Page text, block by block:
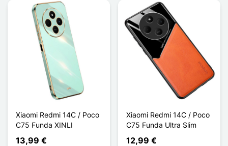
Xiaomi Redmi 14C / Poco
C75 Funda XINLI
13,99 €
Xiaomi Redmi 14C / Poco
C75 Funda Ultra Slim
12,99 €